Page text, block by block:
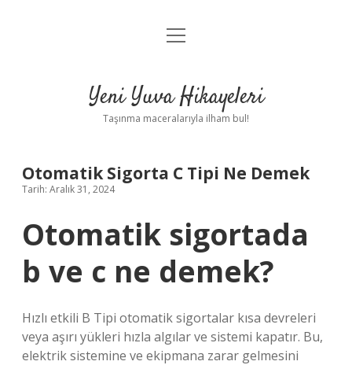
Anasayfa
Yasal Uyarı
menüyü
Yeni Yuva Hikayeleri
Taşınma maceralarıyla ilham bul!
Otomatik Sigorta C Tipi Ne Demek
Tarih: Aralık 31, 2024
Otomatik sigortada
b ve c ne demek?
Hızlı etkili B Tipi otomatik sigortalar kısa devreleri
veya aşırı yükleri hızla algılar ve sistemi kapatır. Bu,
elektrik sistemine ve ekipmana zarar gelmesini